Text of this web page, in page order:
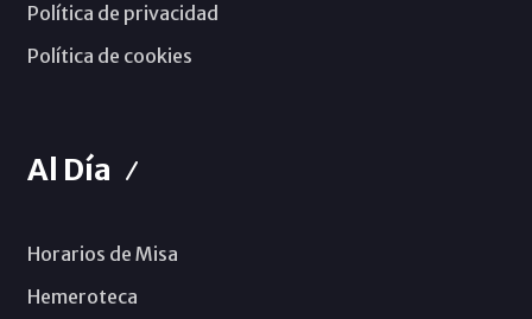
Política de privacidad
Política de cookies
Al Día
Horarios de Misa
Hemeroteca